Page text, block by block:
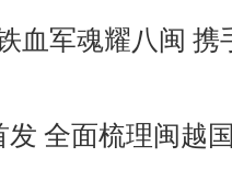
血军魂耀八闽 携
全面梳理闽越